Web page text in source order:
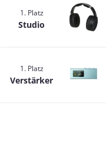
1. Platz
Studio
1. Platz
Verstärker